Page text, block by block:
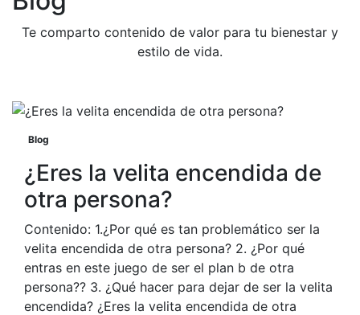
Te comparto contenido de valor para tu bienestar y
estilo de vida.
Blog
¿Eres la velita encendida de
otra persona?
Contenido: 1.¿Por qué es tan problemático ser la
velita encendida de otra persona? 2. ¿Por qué
entras en este juego de ser el plan b de otra
persona?? 3. ¿Qué hacer para dejar de ser la velita
encendida? ¿Eres la velita encendida de otra